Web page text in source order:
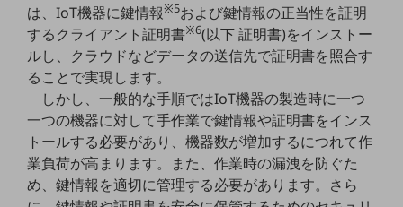
課題・ニーズで探す
課題・ニーズで探すTOP
コミュニケーション・情報共有
マーケティング
業務効率化
災害対策
職場環境整備
は、IoT機器に鍵情報※5および鍵情報の正当性を証明
するクライアント証明書※6(以下 証明書)をインストー
ルし、クラウドなどデータの送信先で証明書を照合す
ることで実現します。
しかし、一般的な手順ではIoT機器の製造時に一つ
一つの機器に対して手作業で鍵情報や証明書をインス
トールする必要があり、機器数が増加するにつれて作
業負荷が高まります。また、作業時の漏洩を防ぐた
め、鍵情報を適切に管理する必要があります。さら